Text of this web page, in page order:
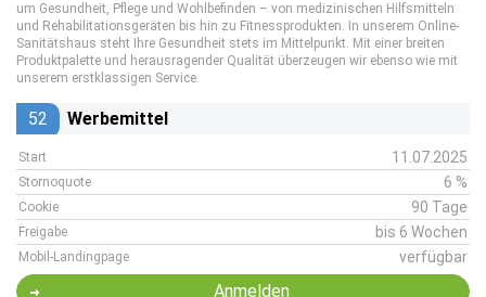
um Gesundheit, Pflege und Wohlbefinden – von medizinischen Hilfsmitteln
und Rehabilitationsgeräten bis hin zu Fitnessprodukten. In unserem Online-
Sanitätshaus steht Ihre Gesundheit stets im Mittelpunkt. Mit einer breiten
Produktpalette und herausragender Qualität überzeugen wir ebenso wie mit
unserem erstklassigen Service.
52 Werbemittel
Start 11.07.2025
Stornoquote 6 %
Cookie 90 Tage
Freigabe bis 6 Wochen
Mobil-Landingpage verfügbar
Anmelden